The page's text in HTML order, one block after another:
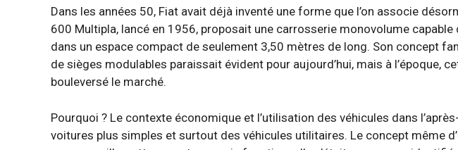
Dans les années 50, Fiat avait déjà inventé une forme que l’on associe
600 Multipla, lancé en 1956, proposait une carrosserie monovolume
dans un espace compact de seulement 3,50 mètres de long. Son concept
de sièges modulables paraissait évident pour aujourd’hui, mais à l’époque,
bouleversé le marché.
Pourquoi ? Le contexte économique et l’utilisation des véhicules dans
voitures plus simples et surtout des véhicules utilitaires. Le concept même